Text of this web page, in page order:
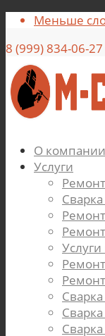
Меньше
8 (999) 834-06-27
О компании
Услуги
Услуги